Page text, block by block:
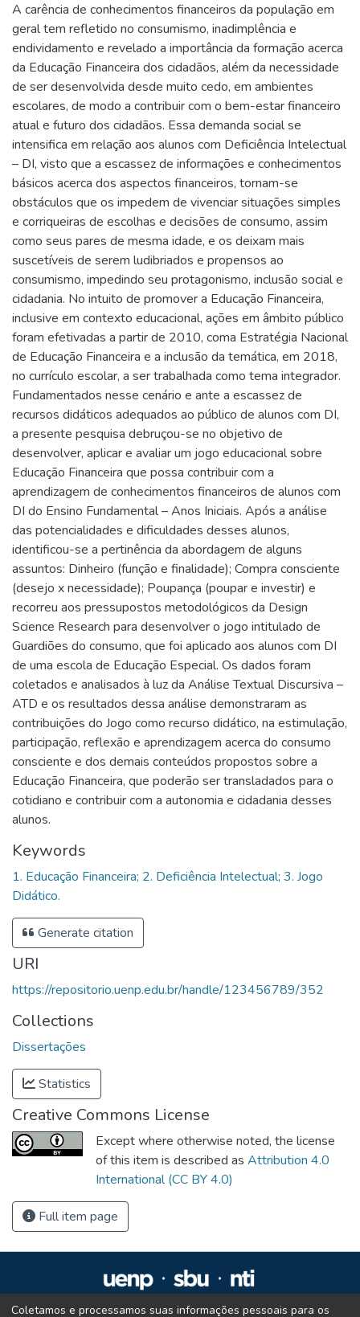
A carência de conhecimentos financeiros da população em
geral tem refletido no consumismo, inadimplência e
endividamento e revelado a importância da formação acerca
da Educação Financeira dos cidadãos, além da necessidade
de ser desenvolvida desde muito cedo, em ambientes
escolares, de modo a contribuir com o bem-estar financeiro
atual e futuro dos cidadãos. Essa demanda social se
intensifica em relação aos alunos com Deficiência Intelectual
– DI, visto que a escassez de informações e conhecimentos
básicos acerca dos aspectos financeiros, tornam-se
obstáculos que os impedem de vivenciar situações simples
e corriqueiras de escolhas e decisões de consumo, assim
como seus pares de mesma idade, e os deixam mais
suscetíveis de serem ludibriados e propensos ao
consumismo, impedindo seu protagonismo, inclusão social e
cidadania. No intuito de promover a Educação Financeira,
inclusive em contexto educacional, ações em âmbito público
foram efetivadas a partir de 2010, coma Estratégia Nacional
de Educação Financeira e a inclusão da temática, em 2018,
no currículo escolar, a ser trabalhada como tema integrador.
Fundamentados nesse cenário e ante a escassez de
recursos didáticos adequados ao público de alunos com DI,
a presente pesquisa debruçou-se no objetivo de
desenvolver, aplicar e avaliar um jogo educacional sobre
Educação Financeira que possa contribuir com a
aprendizagem de conhecimentos financeiros de alunos com
DI do Ensino Fundamental – Anos Iniciais. Após a análise
das potencialidades e dificuldades desses alunos,
identificou-se a pertinência da abordagem de alguns
assuntos: Dinheiro (função e finalidade); Compra consciente
(desejo x necessidade); Poupança (poupar e investir) e
recorreu aos pressupostos metodológicos da Design
Science Research para desenvolver o jogo intitulado de
Guardiões do consumo, que foi aplicado aos alunos com DI
de uma escola de Educação Especial. Os dados foram
coletados e analisados à luz da Análise Textual Discursiva –
ATD e os resultados dessa análise demonstraram as
contribuições do Jogo como recurso didático, na estimulação,
participação, reflexão e aprendizagem acerca do consumo
consciente e dos demais conteúdos propostos sobre a
Educação Financeira, que poderão ser transladados para o
cotidiano e contribuir com a autonomia e cidadania desses
alunos.
Keywords
1. Educação Financeira; 2. Deficiência Intelectual; 3. Jogo
Didático.
Generate citation
URI
https://repositorio.uenp.edu.br/handle/123456789/352
Collections
Dissertações
Statistics
Creative Commons License
Except where otherwise noted, the license
of this item is described as Attribution 4.0
International (CC BY 4.0)
Full item page
Coletamos e processamos suas informações pessoais para os